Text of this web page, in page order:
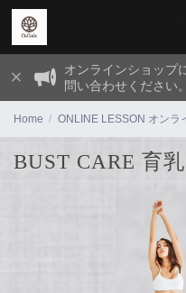
オンラインショップ
問い合わせください。
Home ONLINE LESSON オンラ
BUST CARE 育